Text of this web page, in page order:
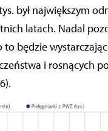
był największym
latach. Nadal
to będzie
i rosnących